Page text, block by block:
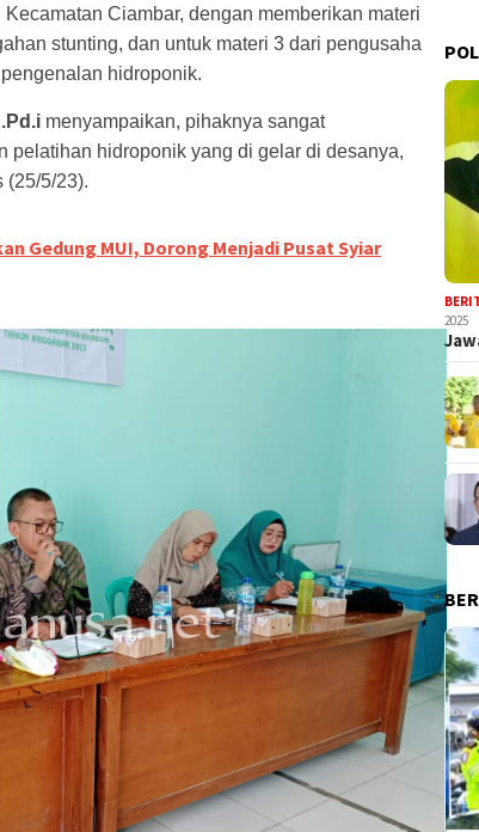
Ciambar, dengan memberikan materi
stunting, dan untuk materi 3 dari pengusaha
hidroponik.
menyampaikan, pihaknya sangat
pelatihan hidroponik yang di gelar di desanya,
(25/5/23).
Gedung MUI, Dorong Menjadi Pusat Syiar
2025